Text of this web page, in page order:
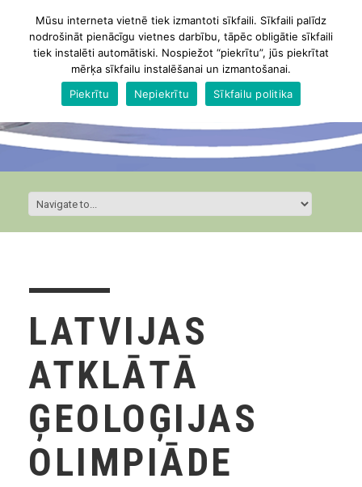
LATVIJAS
ATKLĀTĀ
ĢEOLOĢIJAS
OLIMPIĀDE
Mūsu interneta vietnē tiek izmantoti sīkfaili. Sīkfaili palīdz
nodrošināt pienācīgu vietnes darbību, tāpēc obligātie sīkfaili
tiek instalēti automātiski. Nospiežot “piekrītu”, jūs piekrītat
mērķa sīkfailu instalēšanai un izmantošanai.
Piekrītu
Nepiekrītu Sīkfailu politika